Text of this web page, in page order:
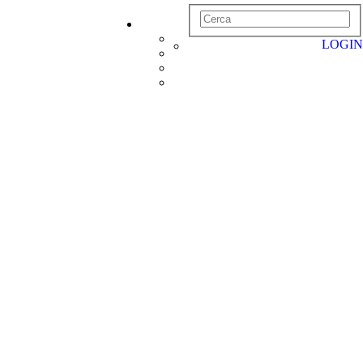
LOGIN